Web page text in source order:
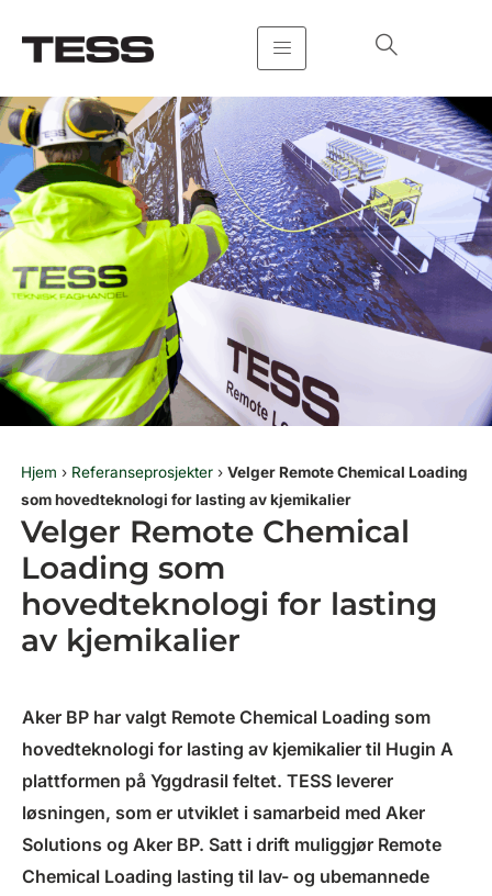
rett
innholdet
Hjem › Referanseprosjekter › Velger Remote Chemical Loading
som hovedteknologi for lasting av kjemikalier
Velger Remote Chemical
Loading som
hovedteknologi for lasting
av kjemikalier
Aker BP har valgt Remote Chemical Loading som
hovedteknologi for lasting av kjemikalier til Hugin A
plattformen på Yggdrasil feltet. TESS leverer
løsningen, som er utviklet i samarbeid med Aker
Solutions og Aker BP. Satt i drift muliggjør Remote
Chemical Loading lasting til lav- og ubemannede